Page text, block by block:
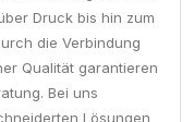
Druck bis hin zum
die Verbindung
Qualität garantieren
Bei uns
Lösungen